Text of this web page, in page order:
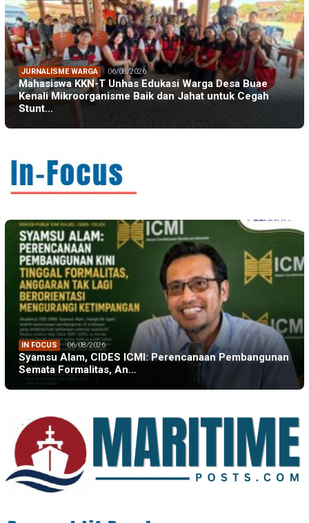
JURNALISME WARGA 06/08/2026
Mahasiswa KKN-T Unhas Edukasi Warga Desa Buae
Kenali Mikroorganisme Baik dan Jahat untuk Cegah
Stunt…
IN FOCUS 06/08/2026
Syamsu Alam, CIDES ICMI: Perencanaan Pembangunan
Semata Formalitas, An…